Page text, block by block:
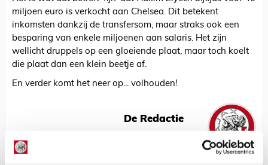
miljoen euro is verkocht aan Chelsea. Dit betekent
inkomsten dankzij de transfersom, maar straks ook een
besparing van enkele miljoenen aan salaris. Het zijn
wellicht druppels op een gloeiende plaat, maar toch koelt
die plaat dan een klein beetje af.
En verder komt het neer op... volhouden!
De Redactie